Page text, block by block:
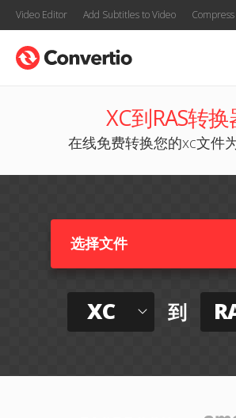
Video Editor Add Subtitles to Video
XC到RAS转换
在线免费转换您的xc文件
选择文件
XC 到